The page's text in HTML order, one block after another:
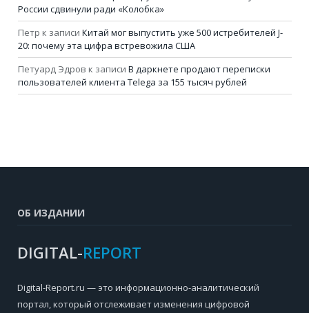
России сдвинули ради «Колобка»
Петр к записи Китай мог выпустить уже 500 истребителей J-
20: почему эта цифра встревожила США
Петуард Эдров к записи В даркнете продают переписки
пользователей клиента Telega за 155 тысяч рублей
ОБ ИЗДАНИИ
DIGITAL-REPORT
Digital-Report.ru — это информационно-аналитический
портал, который отслеживает изменения цифровой